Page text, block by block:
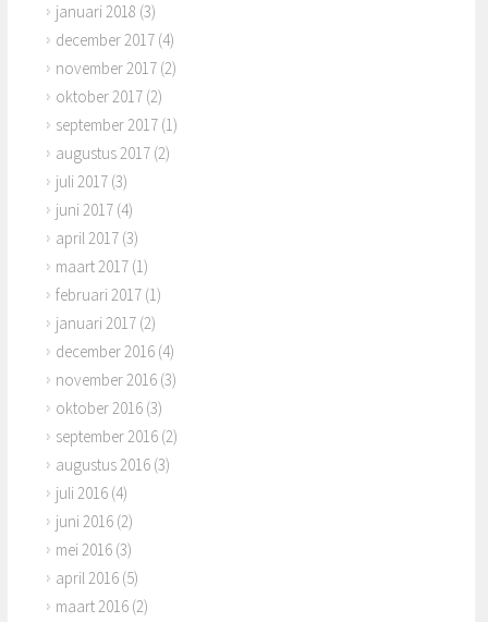
januari 2018 (3)
december 2017 (4)
november 2017 (2)
oktober 2017 (2)
september 2017 (1)
augustus 2017 (2)
juli 2017 (3)
juni 2017 (4)
april 2017 (3)
maart 2017 (1)
februari 2017 (1)
januari 2017 (2)
december 2016 (4)
november 2016 (3)
oktober 2016 (3)
september 2016 (2)
augustus 2016 (3)
juli 2016 (4)
juni 2016 (2)
mei 2016 (3)
april 2016 (5)
maart 2016 (2)